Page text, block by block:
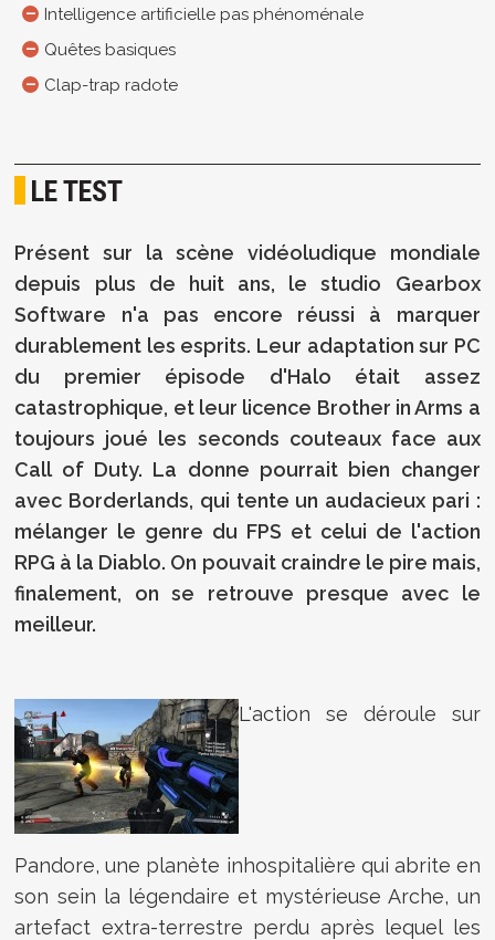
Intelligence artificielle pas phénoménale
Quêtes basiques
Clap-trap radote
LE TEST
Présent sur la scène vidéoludique mondiale
depuis plus de huit ans, le studio Gearbox
Software n'a pas encore réussi à marquer
durablement les esprits. Leur adaptation sur PC
du premier épisode d'Halo était assez
catastrophique, et leur licence Brother in Arms a
toujours joué les seconds couteaux face aux
Call of Duty. La donne pourrait bien changer
avec Borderlands, qui tente un audacieux pari :
mélanger le genre du FPS et celui de l'action
RPG à la Diablo. On pouvait craindre le pire mais,
finalement, on se retrouve presque avec le
meilleur.
L'action se déroule sur
Pandore, une planète inhospitalière qui abrite en
son sein la légendaire et mystérieuse Arche, un
artefact extra-terrestre perdu après lequel les